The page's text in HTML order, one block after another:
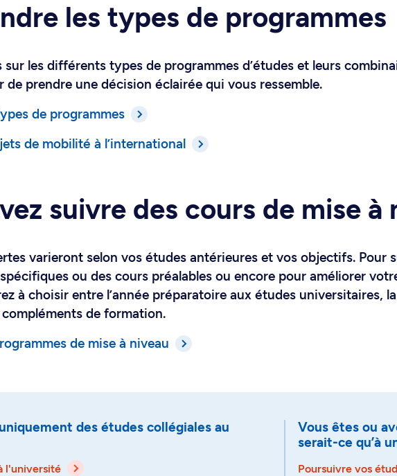
les types de programmes
sur les différents types de programmes d’études et leurs
de prendre une décision éclairée qui vous ressemble.
de programmes
de mobilité à l’international
suivre des cours de mise à
varieront selon vos études antérieures et vos objectifs. Pour
ou des cours préalables ou encore pour améliorer
à choisir entre l’année préparatoire aux études universitaires,
de formation.
de mise à niveau
des études collégiales au
l'université
Vous êtes ou
serait-ce qu’à
Poursuivre vos